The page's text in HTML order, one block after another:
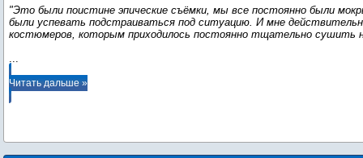
"Это были поистине эпические съёмки, мы все постоянно были
были успевать подстраиваться под ситуацию. И мне
костюмеров, которым приходилось постоянно тщательно сушить
...
Читать дальше »